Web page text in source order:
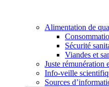
Alimentation de
Sécurité
Viandes et
Juste rémunération
Info-veille
Sources